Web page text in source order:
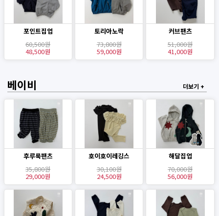
포인트집업
60,500원
48,500원
토리아노락
73,800원
59,000원
커브팬츠
51,000원
41,000원
베이비 더보기 +
후루룩팬츠
35,800원
29,000원
호이호이레깅스
30,100원
24,500원
해달집업
70,000원
56,000원